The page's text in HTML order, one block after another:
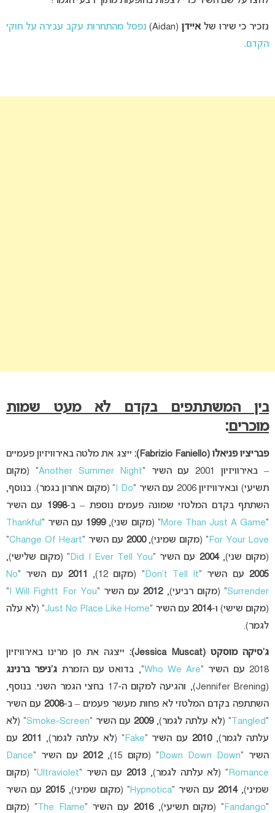
נזכיר כי שירו שלאיידן(Aidan)
נפסל מהתחרות עקב עבירה על חוקי
הקדם.
בין המשתתפים בקדם לא מעט שמות
מוכרים:
פבריציו פניאלו(Fabrizio Faniello):
ייצג את מלטה באירוויזיון פעמיים
– באירוויזיון 2001 עם השיר “
Another Summer Night” (מקום
תשיעי) ובאירוויזיון 2006 עם השיר “
I Do” (מקום אחרון בגמר). בנוסף,
השתתף בקדם המלטזי שמונה פעמים נוספת – ב-1998 עם השיר
“
More Than Just A Game” (מקום שני),1999 עם השיר “Thankful
For Your Love” (מקום שמיני),2000 עם השיר “Change Of Heart
”
(מקום שני),2004 עם השיר “Did I Ever Tell You” (מקום שלישי),
2005עם השיר “Don’t Tell It” (מקום 12), 2011 עם השיר “No
Surrender” (מקום רביעי),2012עם השיר “I Will Fightt For You
”
(מקום שישי) ו-2014 עם השיר “Just No Place Like Home” (לא עלה
לגמר).
ג’סיקה מוסקט (Jessica Muscat):
ייצגה את סן מרינו באירוויזיון
2018 עם השיר “
Who We Are“, בדואט עם הזמרת ג’ניפר ברנינג
(Jennifer Brening), והגיעה למקום ה-17 בחצי הגמר השני. בנוסף,
השתתפה בקדם המלטזי לא פחות מעשר פעמים – ב-2008 עם השיר
“
Tangled ” (לא עלתה לגמר),2009 עם השיר “Smoke-Screen” (לא
עלתה לגמר),2010עם השיר “Fake” (לא עלתה לגמר), 2011 עם
השיר “Down Down Down” (מקום 15), 2012 עם השיר “Dance
Romance” (לא עלתה לגמר), 2013 עם השיר “Ultraviolet” (מקום
שמיני),2014 עם השיר “Hypnotica” (מקום שמיני), 2015 עם השיר
“
Fandango” (מקום תשיעי),2016 עם השיר “The Flame ” (מקום